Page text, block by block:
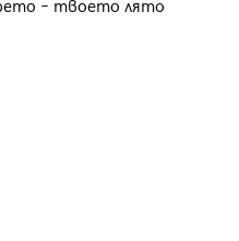
– твоето лято